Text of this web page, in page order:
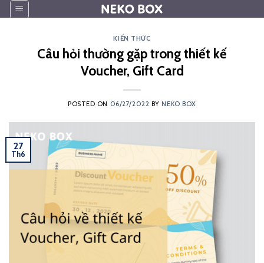
Skip
to
KIẾN THỨC
Câu hỏi thường gặp trong thiết kế
Voucher, Gift Card
POSTED ON 06/27/2022 BY NEKO BOX
27
Th6